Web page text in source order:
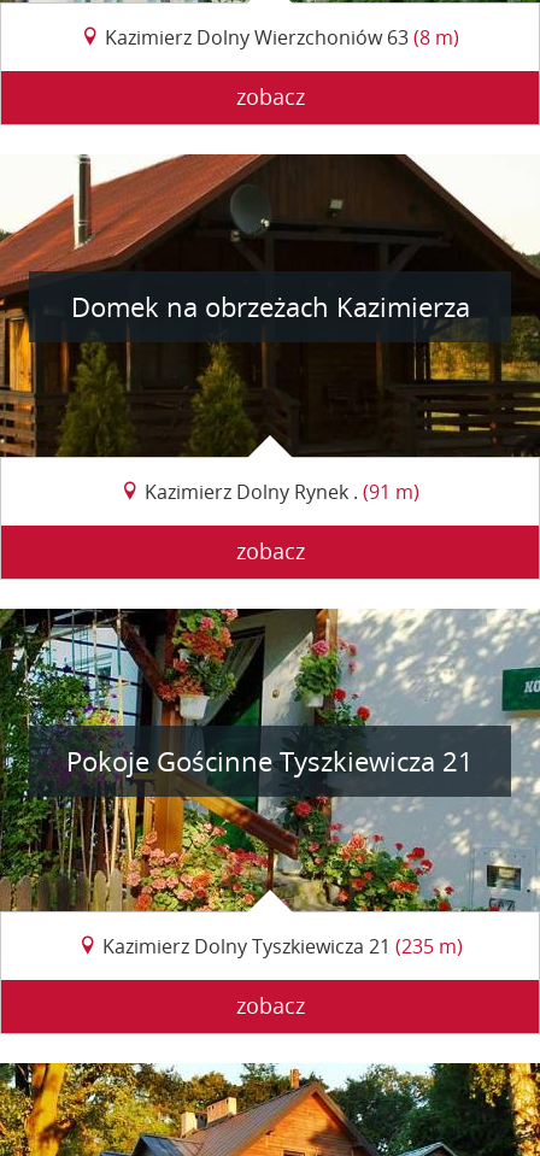
Kazimierz Dolny Wierzchoniów 63(8 m)
zobacz
Domek na obrzeżach Kazimierza
Kazimierz Dolny Rynek . (91 m)
zobacz
Pokoje Gościnne Tyszkiewicza 21
Kazimierz Dolny Tyszkiewicza 21 (235 m)
zobacz